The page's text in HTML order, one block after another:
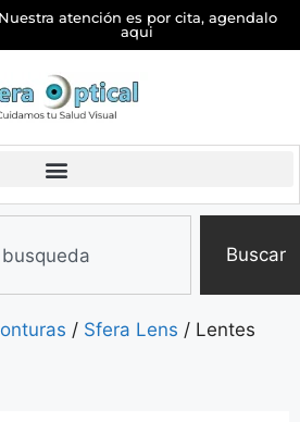
Nuestra atención es por cita, agendalo
aqui
Buscar
/ Sfera Lens / Lentes